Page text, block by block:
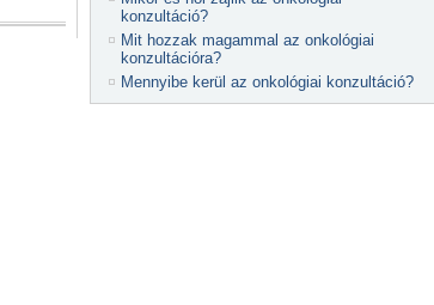
konzultáció?
Mit hozzak magammal az onkológiai
konzultációra?
Mennyibe kerül az onkológiai konzultáció?